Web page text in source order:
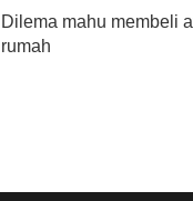
Dilema mahu membeli
rumah